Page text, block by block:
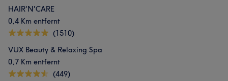
HAIR'N'CARE
0,4 Km entfernt
(1510)
VUX Beauty & Relaxing Spa
0,7 Km entfernt
(449)